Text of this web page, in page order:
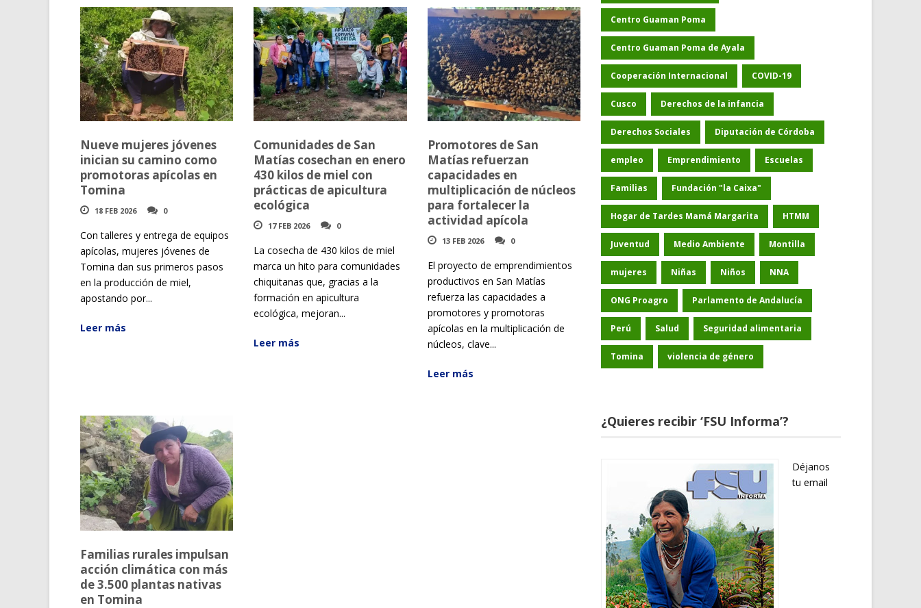
Nueve mujeres jóvenes
inician su camino como
promotoras apícolas en
Tomina
18 FEB 2026 0
Con talleres y entrega de equipos
apícolas, mujeres jóvenes de
Tomina dan sus primeros pasos
en la producción de miel,
apostando por...
Leer más
Comunidades de San
Matías cosechan en enero
430 kilos de miel con
prácticas de apicultura
ecológica
17 FEB 2026 0
La cosecha de 430 kilos de miel
marca un hito para comunidades
chiquitanas que, gracias a la
formación en apicultura
ecológica, mejoran...
Leer más
Promotores de San
Matías refuerzan
capacidades en
multiplicación de núcleos
para fortalecer la
actividad apícola
13 FEB 2026 0
El proyecto de emprendimientos
productivos en San Matías
refuerza las capacidades a
promotores y promotoras
apícolas en la multiplicación de
núcleos, clave...
Leer más
Familias rurales impulsan
acción climática con más
de 3.500 plantas nativas
en Tomina
Centro Guaman Poma
Centro Guaman Poma de Ayala
Cooperación Internacional COVID-19
Cusco Derechos de la infancia
Derechos Sociales Diputación de Córdoba
empleo Emprendimiento Escuelas
Familias Fundación "la Caixa"
Hogar de Tardes Mamá Margarita HTMM
Juventud Medio Ambiente Montilla
mujeres Niñas Niños NNA
ONG Proagro Parlamento de Andalucía
Perú Salud Seguridad alimentaria
Tomina violencia de género
¿Quieres recibir ‘FSU Informa’?
Déjanos
tu email